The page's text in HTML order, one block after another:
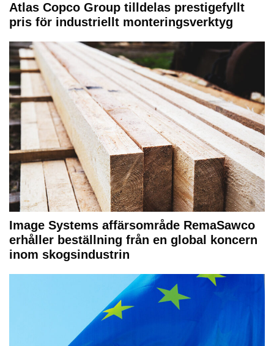
Atlas Copco Group tilldelas prestigefyllt
pris för industriellt monteringsverktyg
Image Systems affärsområde RemaSawco
erhåller beställning från en global koncern
inom skogsindustrin